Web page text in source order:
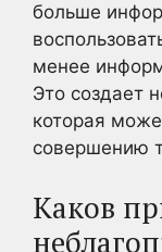
больше
менее
Это создает
которая
совершению
Каков